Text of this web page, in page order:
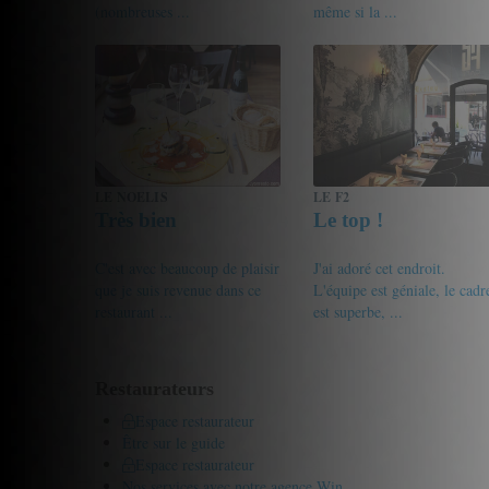
même si la ...
C'est avec beaucoup de plaisir
que je suis revenue dans ce
LE F2
Le top !
J'ai adoré cet endroit.
L'équipe est géniale, le
est superbe, ...
Espace restaurateur
Être sur le guide
Espace restaurateur